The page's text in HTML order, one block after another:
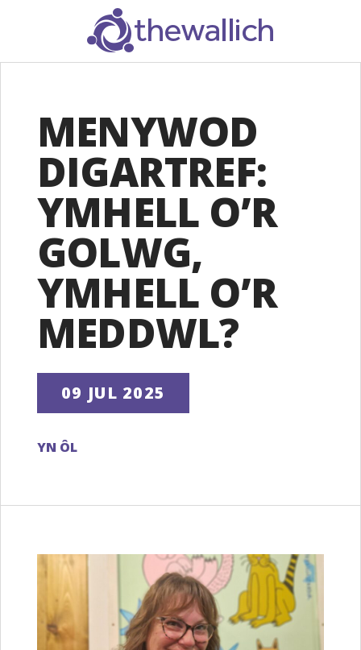
SEARCH
MENYWOD
DIGARTREF:
YMHELL O’R
GOLWG,
YMHELL O’R
MEDDWL?
09 JUL 2025
YN ÔL